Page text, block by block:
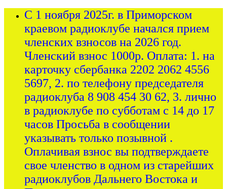
С 1 ноября 2025г. в Приморском
краевом радиоклубе начался прием
членских взносов на 2026 год.
Членский взнос 1000р. Оплата: 1. на
карточку сбербанка 2202 2062 4556
5697, 2. по телефону председателя
радиоклуба 8 908 454 30 62, 3. лично
в радиоклубе по субботам с 14 до 17
часов Просьба в сообщении
указывать только позывной .
Оплачивая взнос вы подтверждаете
свое членство в одном из старейших
радиоклубов Дальнего Востока и